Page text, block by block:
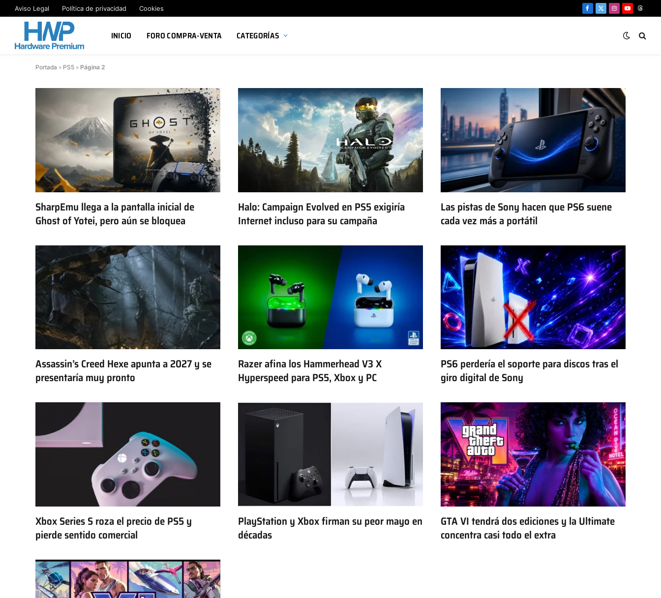
Aviso Legal Política de privacidad Cookies
Facebook
X
Instagram
YouTube
INICIO FORO COMPRA-VENTA CATEGORÍAS
Portada » PS5 » Página 2
SharpEmu llega a la pantalla inicial de
Ghost of Yotei, pero aún se bloquea
Halo: Campaign Evolved en PS5 exigiría
Internet incluso para su campaña
Las pistas de Sony hacen que PS6 suene
cada vez más a portátil
Assassin’s Creed Hexe apunta a 2027 y se
presentaría muy pronto
Razer afina los Hammerhead V3 X
Hyperspeed para PS5, Xbox y PC
PS6 perdería el soporte para discos tras el
giro digital de Sony
Xbox Series S roza el precio de PS5 y
pierde sentido comercial
PlayStation y Xbox firman su peor mayo en
décadas
GTA VI tendrá dos ediciones y la Ultimate
concentra casi todo el extra